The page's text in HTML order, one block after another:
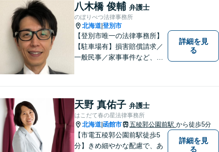
八木橋 俊輔 弁護士
のぼりべつ法律事務所
北海道 登別市
【登別市唯一の法律事務所】
【駐車場有】損害賠償請求／
一般民事／家事事件など、幅
解決し、明るく活気のある地
域づくりに貢献いたします。
小さなお困りごとでも、お早
めにご相談ください！
詳細を見
る
天野 真佑子 弁護士
はこだて春の星法律事務所
北海道 函館市 五稜郭公園前駅 から徒歩5分
【市電五稜郭公園前駅徒歩5
分】きめ細やかな配慮で、あ
詳細を見
る